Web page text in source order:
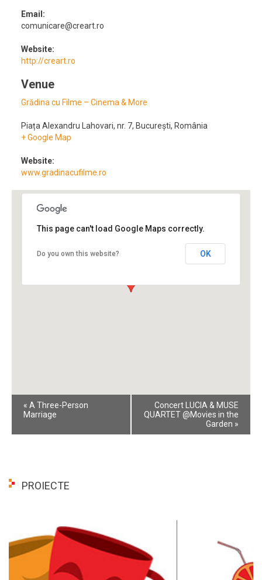
Email:
comunicare@creart.ro
Website:
http://creart.ro
Venue
Grădina cu Filme – Cinema & More
Piața Alexandru Lahovari, nr. 7, București, România
+ Google Map
Website:
www.gradinacufilme.ro
This page can't load Google Maps correctly.
Do you own this website? OK
Event
Navigation
« A Three-Person
Marriage
Concert LUCIA & MUSE
QUARTET @Movies in the
Garden »
PROIECTE